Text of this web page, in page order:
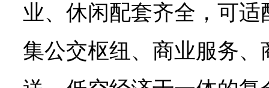
业、休闲配套齐全，可
集公交枢纽、商业服务